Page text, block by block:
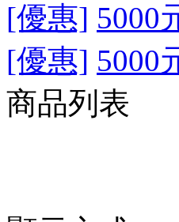
[優惠] 5000
[優惠] 5000
商品列表